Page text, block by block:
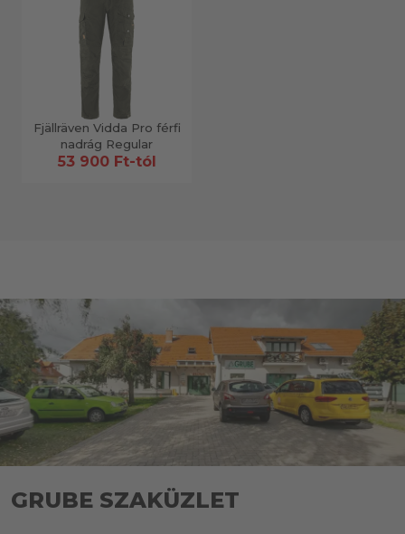
Fjällräven Vidda Pro férfi
nadrág Regular
53 900 Ft-tól
GRUBE SZAKÜZLET